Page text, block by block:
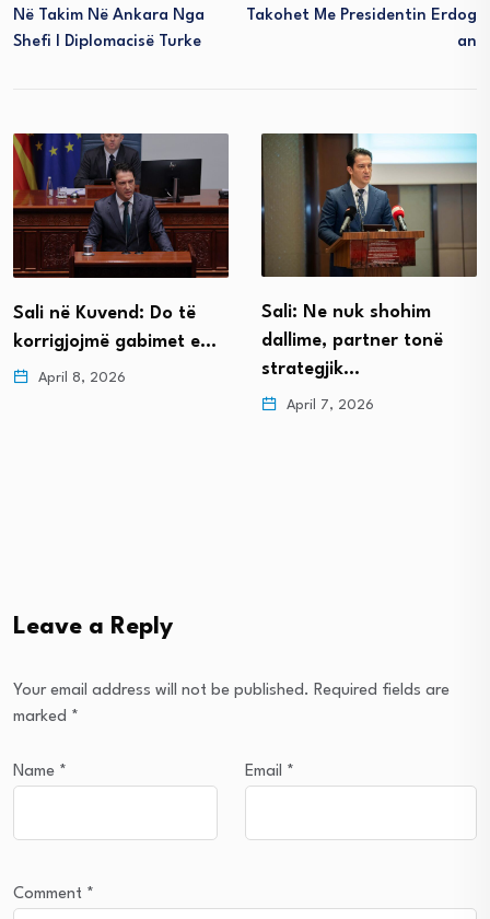
Në Takim Në Ankara Nga
Shefi I Diplomacisë Turke
Takohet Me Presidentin Erdog
An
Sali në Kuvend: Do të
korrigjojmë gabimet e…
April 8, 2026
Sali: Ne nuk shohim
dallime, partner tonë
strategjik…
April 7, 2026
Leave a Reply
Your email address will not be published. Required fields are
marked *
Name * Email *
Comment *